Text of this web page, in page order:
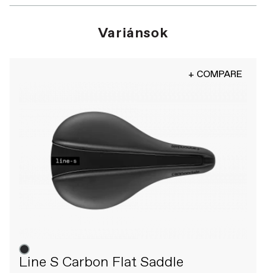
Variánsok
+ COMPARE
Line S Carbon Flat Saddle